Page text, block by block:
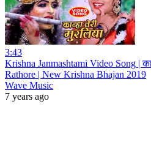
3:43
Krishna Janmashtami Video Song |
Rathore | New Krishna Bhajan 2019
Wave Music
7 years ago